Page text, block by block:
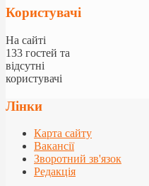
Користувачі
На сайті
133 гостей та
відсутні
користувачі
Лінки
Карта сайту
Вакансії
Зворотний зв'язок
Редакція